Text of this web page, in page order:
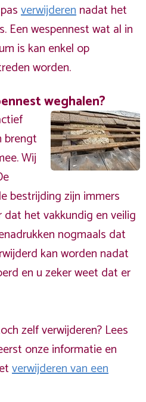
verwijderennadat het
Een wespennest wat al in
is kan enkel op
worden.
weghalen?
brengt
Wij
bestrijding zijn immers
het vakkundig en veilig
nogmaals dat
kan worden nadat
en u zeker weet dat er
zelf verwijderen? Lees
onze informatie en
verwijderen van een